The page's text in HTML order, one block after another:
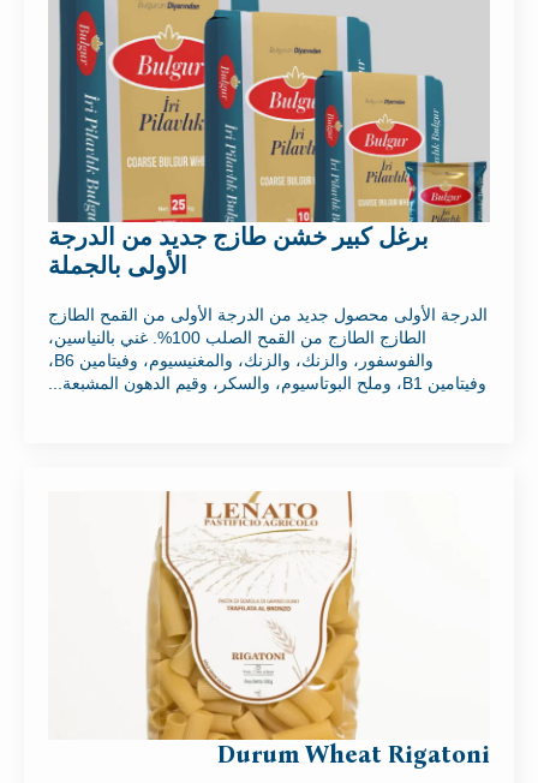
برغل كبير خشن طازج جديد من الدرجة
الأولى بالجملة
الدرجة الأولى محصول جديد من الدرجة الأولى من القمح الطازج
الطازج الطازج من القمح الصلب 100%. غني بالنياسين،
والفوسفور، والزنك، والزنك، والمغنيسيوم، وفيتامين B6،
وفيتامين B1، وملح البوتاسيوم، والسكر، وقيم الدهون المشبعة...
Durum Wheat Rigatoni